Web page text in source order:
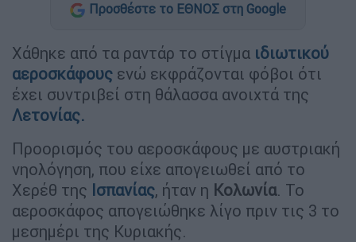
Προσθέστε το ΕΘΝΟΣ στη Google
Χάθηκε από τα ραντάρ το στίγμα ιδιωτικού
αεροσκάφους ενώ εκφράζονται φόβοι ότι
έχει συντριβεί στη θάλασσα ανοιχτά της
Λετονίας.
Προορισμός του αεροσκάφους με αυστριακή
νηολόγηση, που είχε απογειωθεί από το
Χερέθ της Ισπανίας, ήταν η Κολωνία. Το
αεροσκάφος απογειώθηκε λίγο πριν τις 3 το
μεσημέρι της Κυριακής.